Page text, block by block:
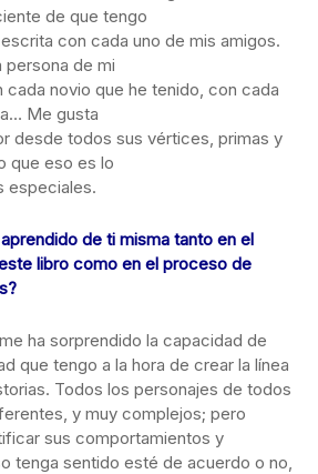
de que tengo
con cada uno de mis amigos.
persona de mi
cada novio que he tenido, con cada
Me gusta
desde todos sus vértices, primas y
que eso es lo
especiales.
de ti misma tanto en el
libro como en el proceso de
ha sorprendido la capacidad de
que tengo a la hora de crear la línea
Todos los personajes de todos
y muy complejos; pero
sus comportamientos y
tenga sentido esté de acuerdo o no,